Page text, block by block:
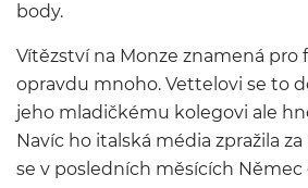
body.
Vítězství na Monze znamená pro
opravdu mnoho. Vettelovi se to
jeho mladičkému kolegovi ale
Navíc ho italská média zpražila
se v posledních měsících Němec